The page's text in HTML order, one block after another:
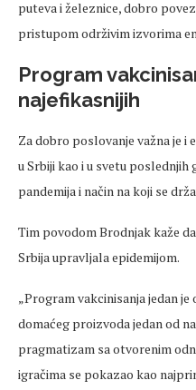
puteva i železnice, dobro
pristupom održivim izvorima
Program
najefikasnijih
Za dobro poslovanje važna je i
u Srbiji kao i u svetu poslednjih
pandemija i način na koji se
Tim povodom Brodnjak kaže
Srbija upravljala epidemijom.
„Program vakcinisanja jedan
domaćeg proizvoda jedan od
pragmatizam sa otvorenim
igračima se pokazao kao